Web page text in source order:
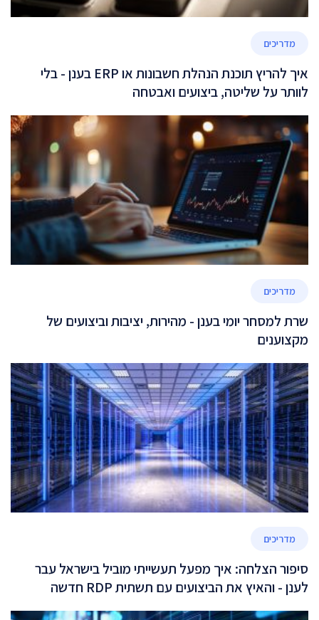
מדריכים
איך להריץ תוכנת הנהלת חשבונות או ERP בענן - בלי
לוותר על שליטה, ביצועים ואבטחה
מדריכים
שרת למסחר יומי בענן - מהירות, יציבות וביצועים של
מקצוענים
מדריכים
סיפור הצלחה: איך מפעל תעשייתי מוביל בישראל עבר
לענן - והאיץ את הביצועים עם תשתית RDP חדשה